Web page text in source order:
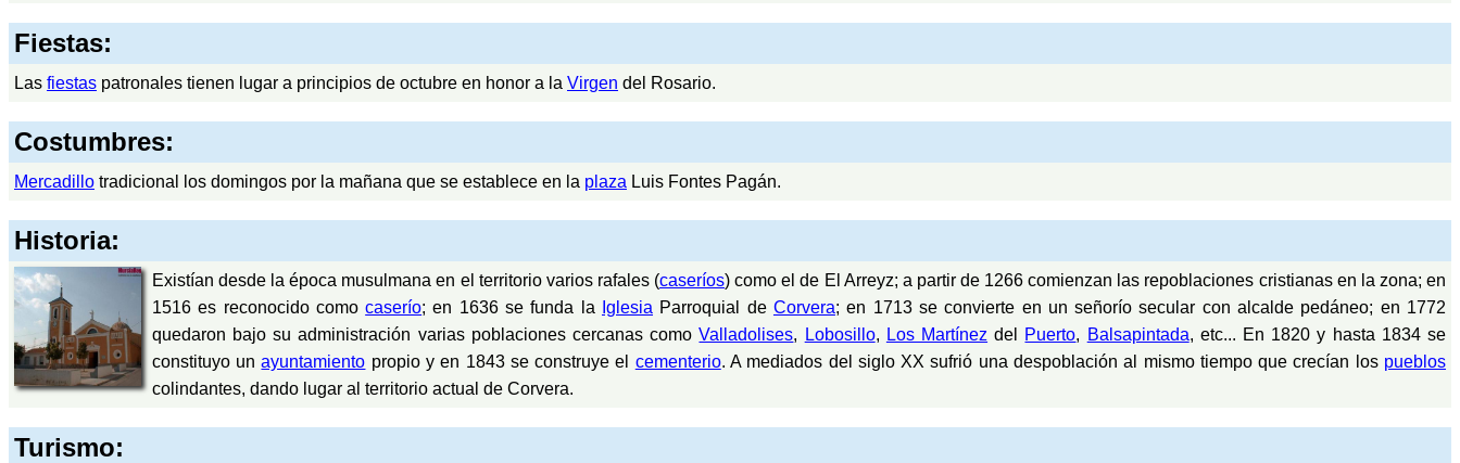
Fiestas:
Las fiestas patronales tienen lugar a principios de octubre en honor a la Virgen del Rosario.
Costumbres:
Mercadillo tradicional los domingos por la mañana que se establece en la plaza Luis Fontes Pagán.
Historia:
Existían desde la época musulmana en el territorio varios rafales (caseríos) como el de El Arreyz; a partir de 1266 comienzan las repoblaciones cristianas en la zona; en
1516 es reconocido comocaserío; en 1636 se funda la Iglesia Parroquial de Corvera; en 1713 se convierte en un señorío secular con alcalde pedáneo; en 1772
quedaron bajo su administración varias poblaciones cercanas comoValladolises, Lobosillo, Los Martínez del Puerto, Balsapintada, etc... En 1820 y hasta 1834 se
constituyo unayuntamiento propio y en 1843 se construye el cementerio. A mediados del siglo XX sufrió una despoblación al mismo tiempo que crecían los pueblos
colindantes, dando lugar al territorio actual de Corvera.
Turismo: